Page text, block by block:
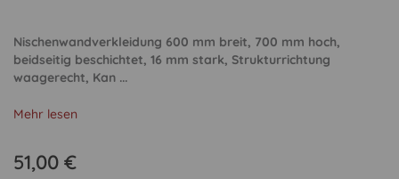
Nischenwandverkleidung 600 mm breit, 700 mm hoch,
beidseitig beschichtet, 16 mm stark, Strukturrichtung
waagerecht, Kan ...
Mehr lesen
51,00 €